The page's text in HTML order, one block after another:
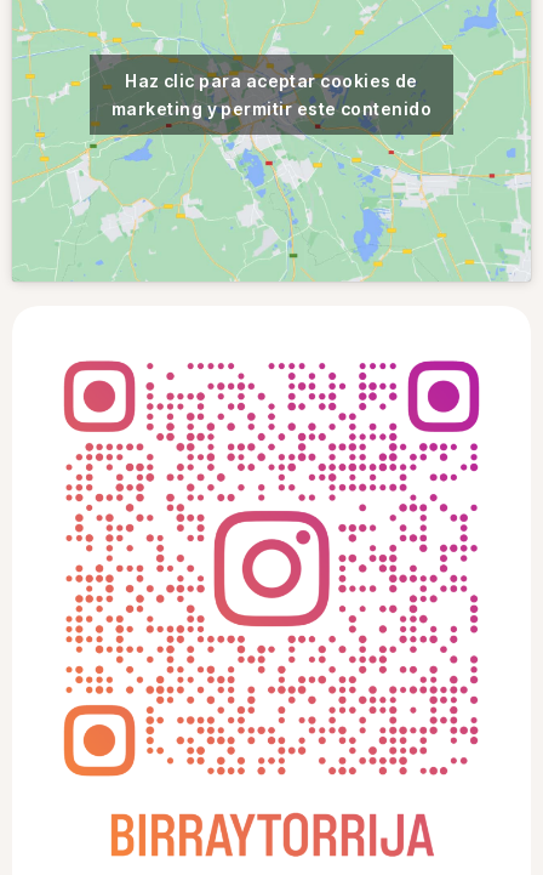
Haz clic para aceptar cookies de
marketing y permitir este contenido